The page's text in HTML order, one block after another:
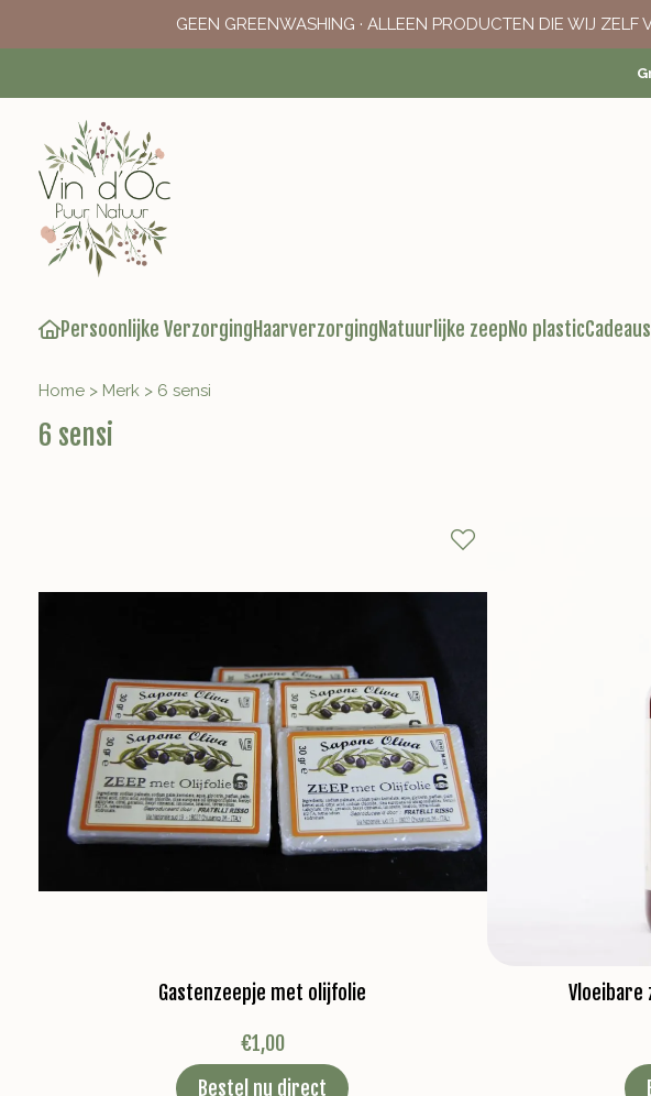
GEEN GREENWASHING · ALLEEN PRODUCTEN DIE WIJ ZELF
Persoonlijke VerzorgingHaarverzorgingNatuurlijke zeepNo plasticCadeaus
Home > Merk > 6 sensi
6 sensi
Gastenzeepje met olijfolie
€1,00
Bestel nu direct